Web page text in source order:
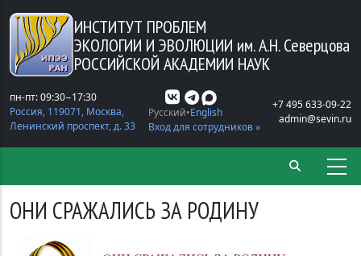
Перейти к основному содержанию
ИНСТИТУТ ПРОБЛЕМ
ЭКОЛОГИИ И ЭВОЛЮЦИИ им. А.Н. Северцова
РОССИЙСКОЙ АКАДЕМИИ НАУК
пн-пт: 09:30−17:30
Россия, 119071, Москва,
Ленинский проспект, д. 33
Русский English
Вход для сотрудников »
+7 495 633-09-22
admin@sevin.ru
ОНИ СРАЖАЛИСЬ ЗА РОДИНУ